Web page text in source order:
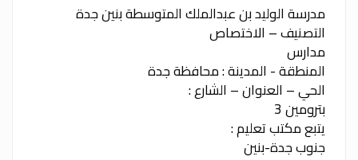
مدرسة الوليد بن عبدالملك المتوسطة بنين جدة
التصنيف – الاختصاص
مدارس
المنطقة - المدينة : محافظة جدة
الحي – العنوان – الشارع :
بترومين 3
يتبع مكتب تعليم :
جنوب جدة-بنين